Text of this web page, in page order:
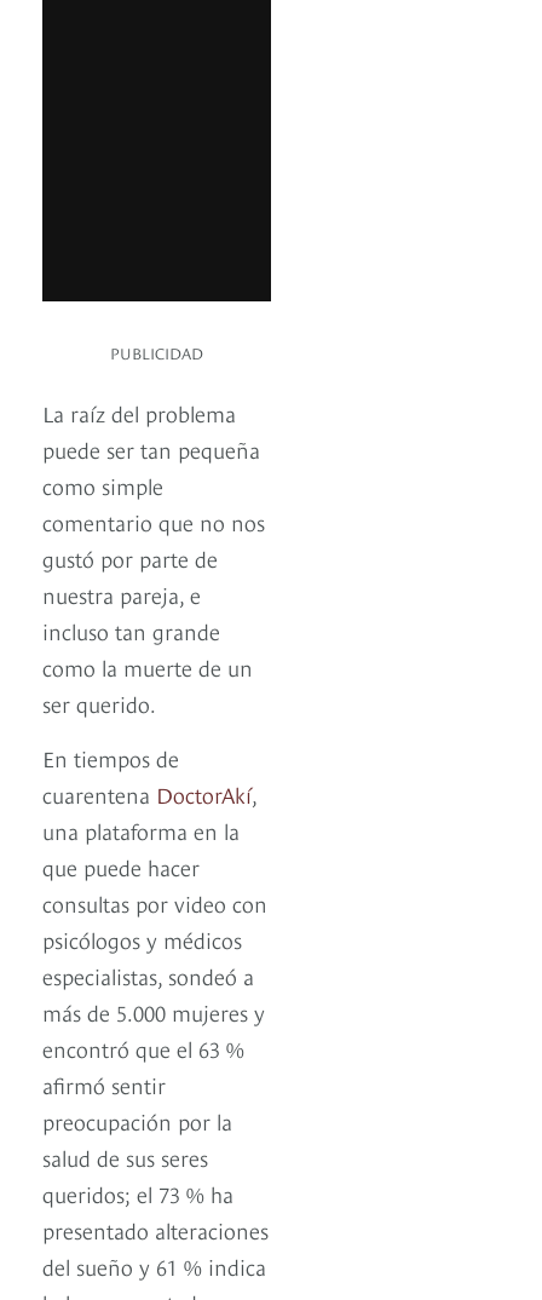
PUBLICIDAD
La raíz del problema
puede ser tan pequeña
como simple
comentario que no nos
gustó por parte de
nuestra pareja, e
incluso tan grande
como la muerte de un
ser querido.
En tiempos de
cuarentena DoctorAkí,
una plataforma en la
que puede hacer
consultas por video con
psicólogos y médicos
especialistas, sondeó a
más de 5.000 mujeres y
encontró que el 63 %
afirmó sentir
preocupación por la
salud de sus seres
queridos; el 73 % ha
presentado alteraciones
del sueño y 61 % indica